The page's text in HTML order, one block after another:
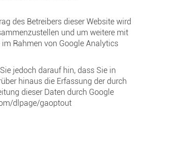
des Betreibers dieser Website wird
und um weitere mit
Rahmen von Google Analytics
jedoch darauf hin, dass Sie in
hinaus die Erfassung der durch
dieser Daten durch Google
dlpage/gaoptout